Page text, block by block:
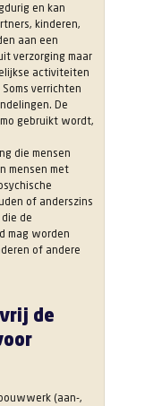
en kan
kinderen,
aan een
verzorging maar
activiteiten
verrichten
De
gebruikt wordt,
die mensen
mensen met
of anderszins
de
mag worden
of andere
de
(aan-,